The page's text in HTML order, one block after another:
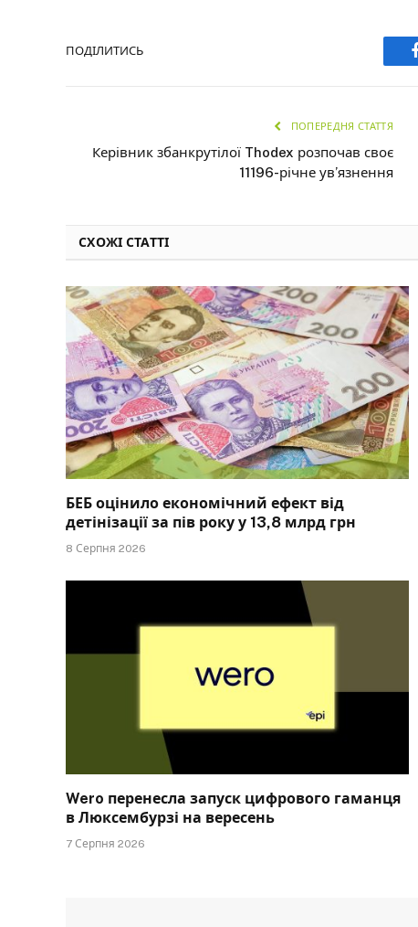
ПОДІЛИТИСЬ
ПОПЕРЕДНЯ СТАТТЯ
Керівник збанкрутілої Thodex розпочав своє
11196-річне ув’язнення
СХОЖІ СТАТТІ
БЕБ оцінило економічний ефект від
детінізації за пів року у 13,8 млрд грн
8 Серпня 2026
Wero перенесла запуск цифрового гаманця
в Люксембурзі на вересень
7 Серпня 2026